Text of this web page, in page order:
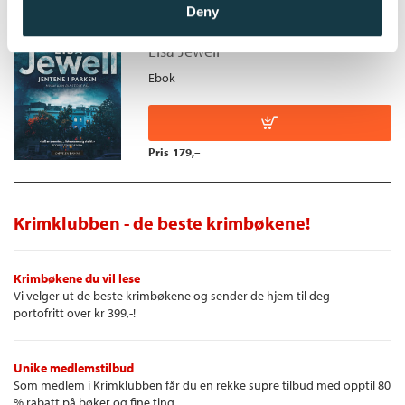
Deny
personene som virkelig driver boken fremover. Da jeg fant deg
er en klok, medfølende og gripende fortelling av en forfatter
som virkelig forstår seg på mennesket." Tamar Cohen, forfatter
Jentene i parken
Lisa Jewell
Ebok
Pris 179,–
Krimklubben - de beste krimbøkene!
Krimbøkene du vil lese
Vi velger ut de beste krimbøkene og sender de hjem til deg —
portofritt over kr 399,-!
Unike medlemstilbud
Som medlem i Krimklubben får du en rekke supre tilbud med opptil 80